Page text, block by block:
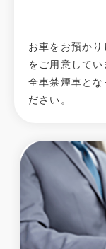
お車をお預か
をご用意してい
全車禁煙車とな
ださい。